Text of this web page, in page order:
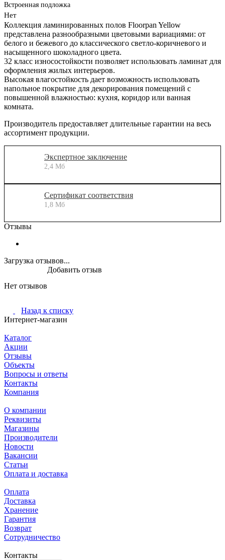
Встроенная подложка
Нет
Коллекция ламинированных полов Floorpan Yellow
представлена разнообразными цветовыми вариациями: от
белого и бежевого до классического светло-коричневого и
насыщенного шоколадного цвета.
32 класс износостойкости позволяет использовать ламинат для
оформления жилых интерьеров.
Высокая влагостойкость дает возможность использовать
напольное покрытие для декорирования помещений с
повышенной влажностью: кухня, коридор или ванная
комната.
Производитель предоставляет длительные гарантии на весь
ассортимент продукции.
Экспертное заключение
2,4 Мб
Сертификат соответствия
1,8 Мб
Отзывы
Загрузка отзывов...
Нет отзывов
Добавить отзыв
Назад к списку
Интернет-магазин
Каталог
Акции
Отзывы
Объекты
Вопросы и ответы
Контакты
Компания
О компании
Реквизиты
Магазины
Производители
Новости
Вакансии
Статьи
Оплата и доставка
Оплата
Доставка
Хранение
Гарантия
Возврат
Сотрудничество
Контакты